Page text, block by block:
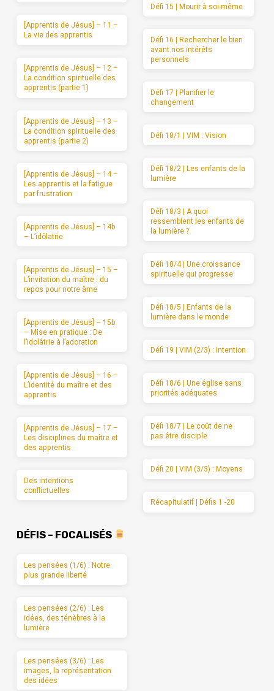
[Apprentis de Jésus] – 11 –
La vie des apprentis
[Apprentis de Jésus] – 12 –
La condition spirituelle des
apprentis (partie 1)
[Apprentis de Jésus] – 13 –
La condition spirituelle des
apprentis (partie 2)
[Apprentis de Jésus] – 14 –
Les apprentis et la fatigue
par frustration
[Apprentis de Jésus] – 14b
– L’idôlatrie
[Apprentis de Jésus] – 15 –
L’invitation du maître : du
repos pour notre âme
[Apprentis de Jésus] – 15b
– Mise en pratique : De
l’idolâtrie à l’adoration
[Apprentis de Jésus] – 16 –
L’identité du maître et des
apprentis
[Apprentis de Jésus] – 17 –
Les disciplines du maître et
des apprentis
Des intentions
conflictuelles
Défi 15 | Mourir à soi-même
Défi 16 | Rechercher le bien
avant nos intérêts
personnels
Défi 17 | Planifier le
changement
Défi 18/1 | VIM : Vision
Défi 18/2 | Les enfants de la
lumière
Défi 18/3 | A quoi
ressemblent les enfants de
la lumière ?
Défi 18/4 | Une croissance
spirituelle qui progresse
Défi 18/5 | Enfants de la
lumière dans le monde
Défi 19 | VIM (2/3) : Intention
Défi 18/6 | Une église sans
priorités adéquates
Défi 18/7 | Le coût de ne
pas être disciple
Défi 20 | VIM (3/3) : Moyens
Récapitulatif | Défis 1 -20
DÉFIS – FOCALISÉS
Les pensées (1/6) : Notre
plus grande liberté
Les pensées (2/6) : Les
idées, des ténèbres à la
lumière
Les pensées (3/6) : Les
images, la représentation
des idées